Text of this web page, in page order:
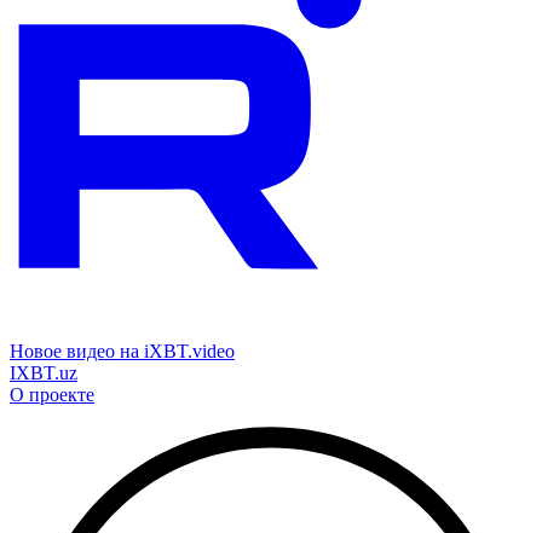
Новое видео на iXBT.video
IXBT.uz
О проекте